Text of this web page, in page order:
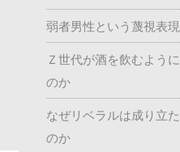
弱者男性という蔑視表
Ｚ世代が酒を飲むよう
のか
なぜリベラルは成り立
のか